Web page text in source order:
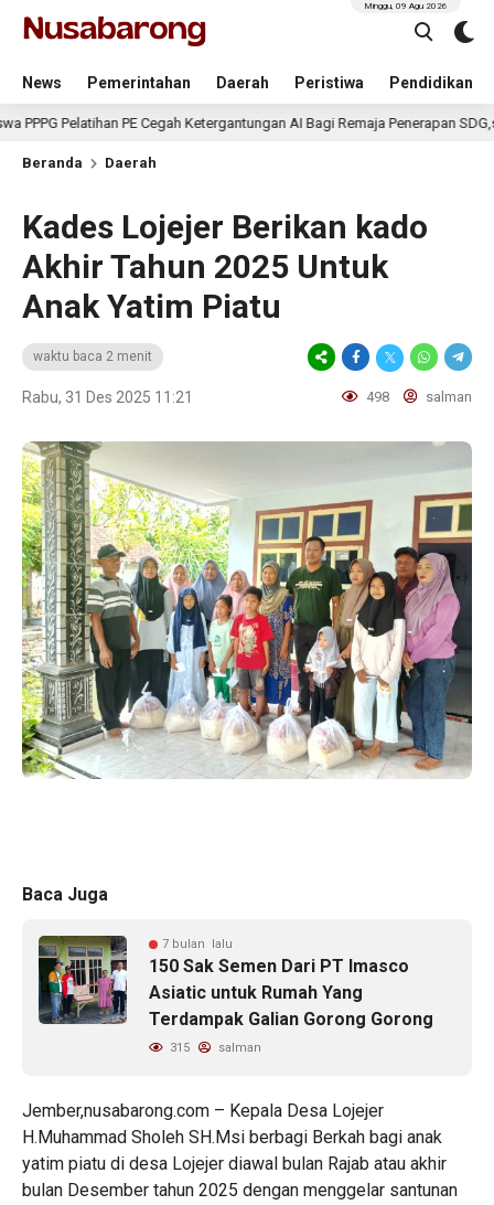
News Pemerintahan Daerah Peristiwa Pendidikan
Minggu, 09 Agu 2026
PE Cegah Ketergantungan AI Bagi Remaja Penerapan SDG,s
Beranda Daerah
Kades Lojejer Berikan kado
Akhir Tahun 2025 Untuk
Anak Yatim Piatu
waktu baca 2 menit
Rabu, 31 Des 2025 11:21 498 salman
Baca Juga
7 bulan lalu
150 Sak Semen Dari PT Imasco
Asiatic untuk Rumah Yang
Terdampak Galian Gorong Gorong
315 salman
Jember,nusabarong.com – Kepala Desa Lojejer
H.Muhammad Sholeh SH.Msi berbagi Berkah bagi anak
yatim piatu di desa Lojejer diawal bulan Rajab atau akhir
bulan Desember tahun 2025 dengan menggelar santunan